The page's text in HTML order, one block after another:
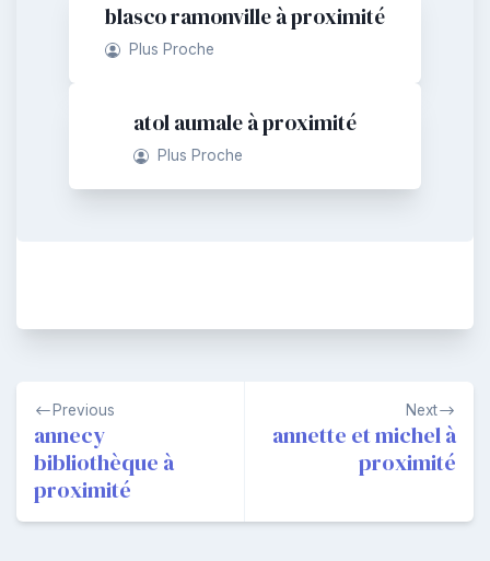
blasco ramonville à proximité
Plus Proche
atol aumale à proximité
Plus Proche
Navigation
de
l’article
Previous
annecy
bibliothèque à
proximité
Next
annette et michel à
proximité